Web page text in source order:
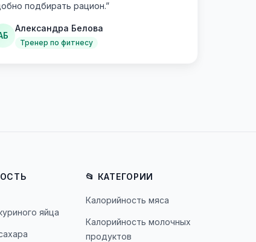
подбирать рацион.”
Александра Белова
Тренер по фитнесу
яйца
📂 КАТЕГОРИИ
Калорийность мяса
Калорийность молочных
продуктов